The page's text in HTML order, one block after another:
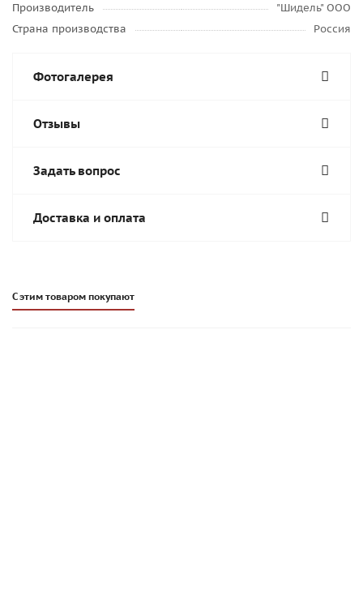
Производитель
"Шидель" ООО
Страна производства
Россия
Фотогалерея
Отзывы
Задать вопрос
Доставка и оплата
С этим товаром покупают